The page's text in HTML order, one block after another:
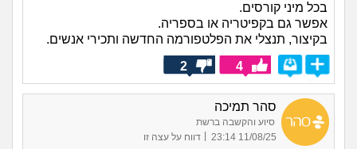
בכל מיני קורסים.
אפשר גם בקפיטריה או בספריה.
בקיצור, תנצלי את הפלטפורמה החדשה ותכירי אנשים.
4
2
סהר תמיכה
סיוע והקשבה ברשת
11/08/25 23:14
| דווח על עצה זו